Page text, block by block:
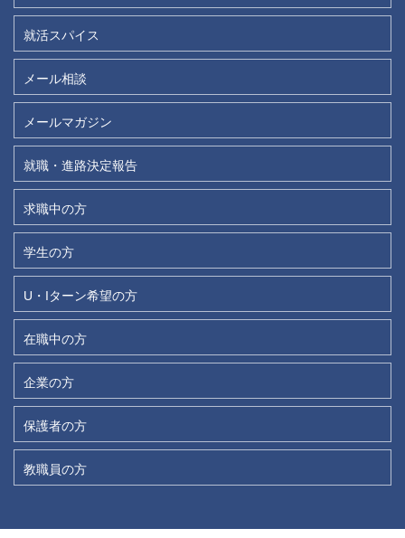
就活スパイス
メール相談
メールマガジン
就職・進路決定報告
求職中の方
学生の方
U・Iターン希望の方
在職中の方
企業の方
保護者の方
教職員の方